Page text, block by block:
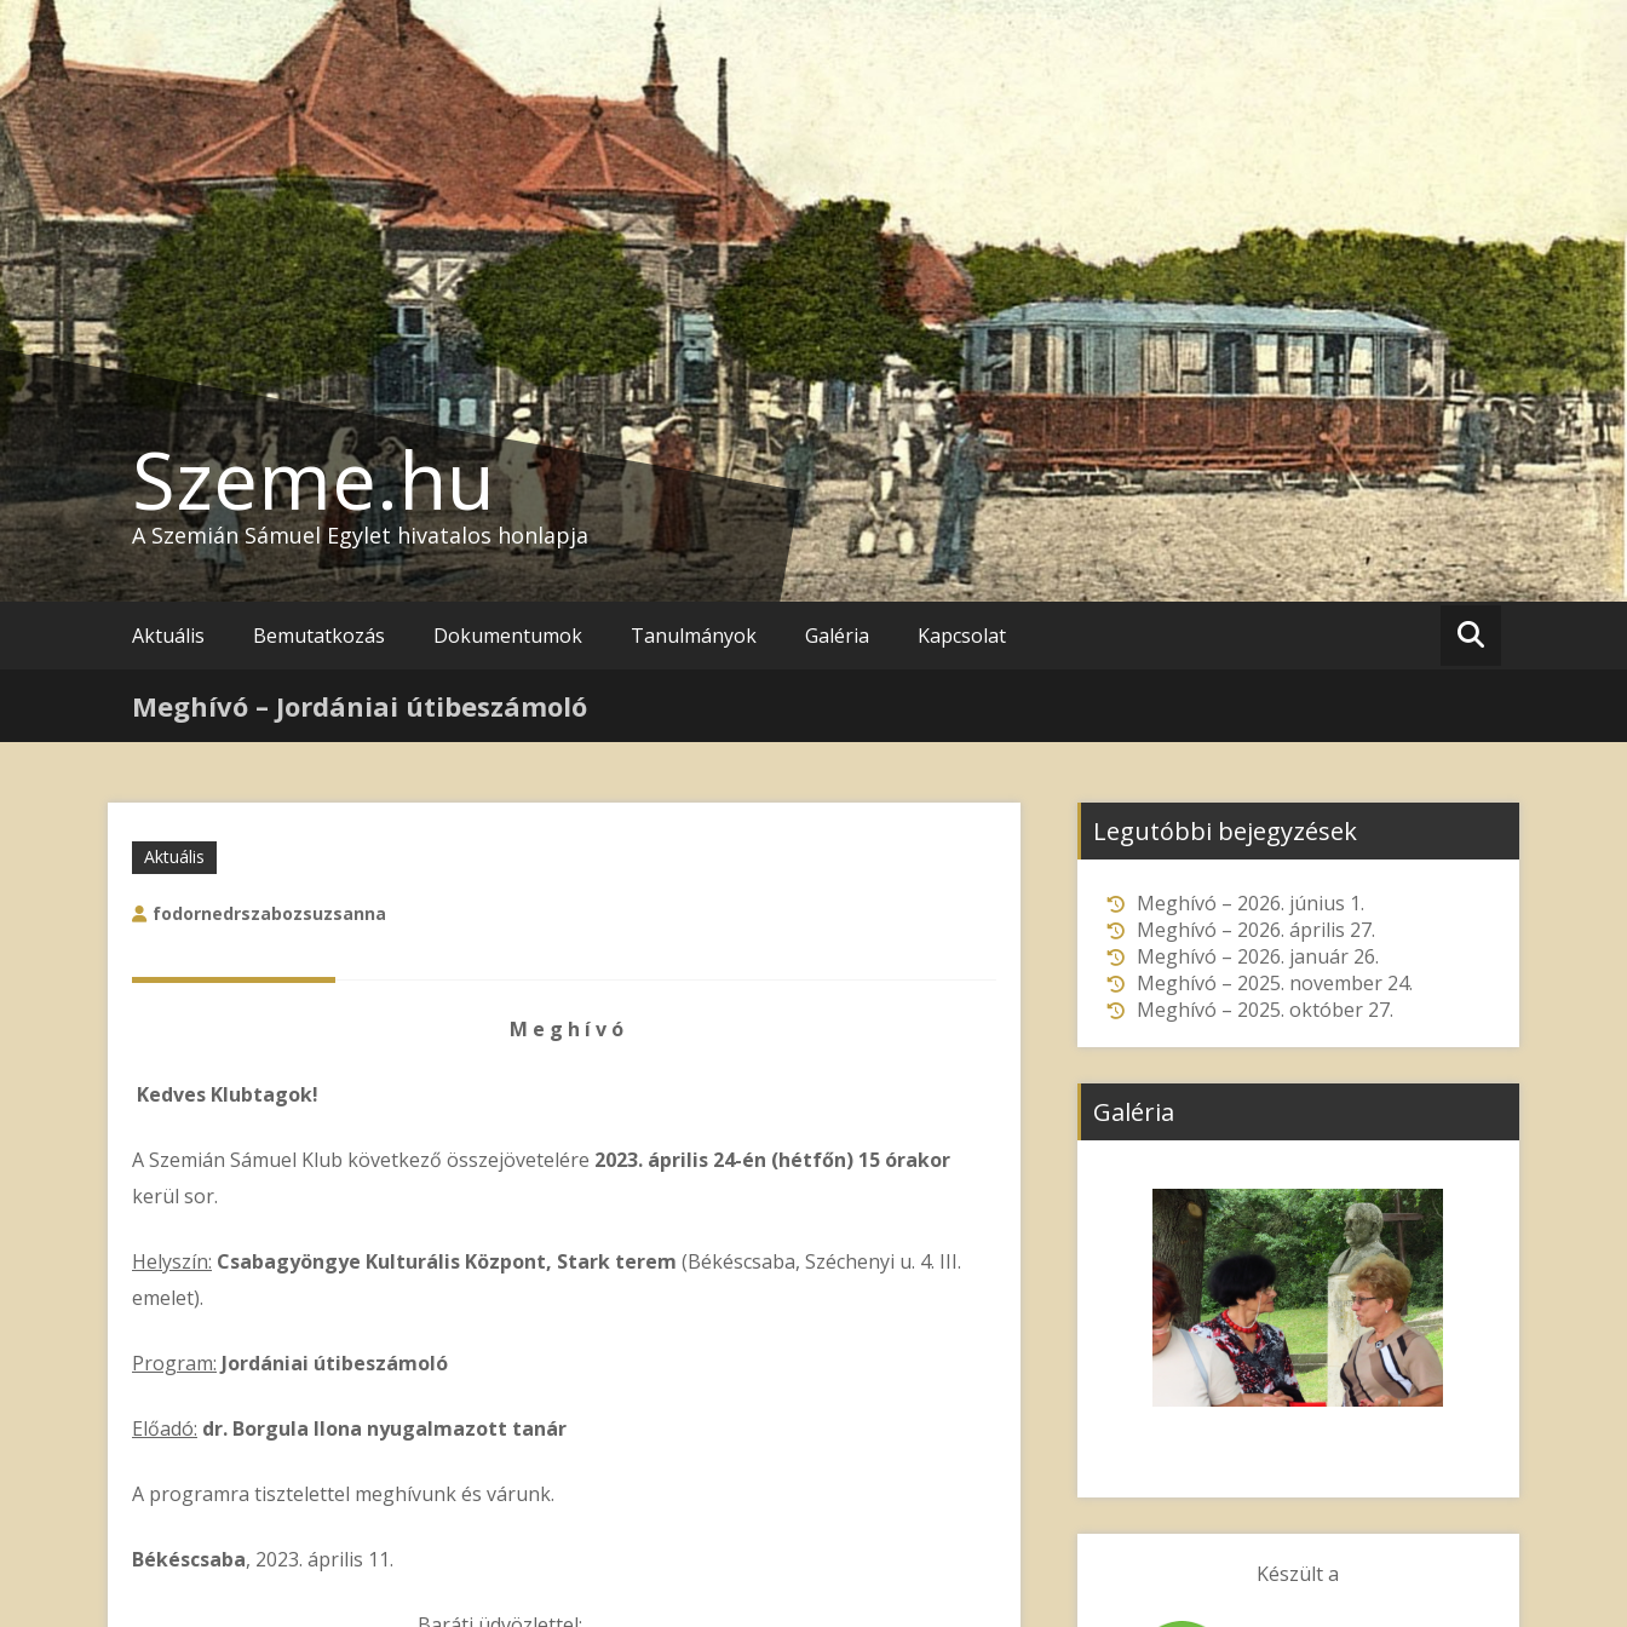
Skip
to
content
Szeme.hu
A Szemián Sámuel Egylet hivatalos honlapja
Aktuális Bemutatkozás Dokumentumok Tanulmányok Galéria Kapcsolat
Meghívó – Jordániai útibeszámoló
Aktuális
fodornedrszabozsuzsanna
M e g h í v ó
Kedves Klubtagok!
A Szemián Sámuel Klub következő összejövetelére 2023. április 24-én (hétfőn) 15 órakor
kerül sor.
Helyszín: Csabagyöngye Kulturális Központ, Stark terem (Békéscsaba, Széchenyi u. 4. III.
emelet).
Program: Jordániai útibeszámoló
Előadó: dr. Borgula Ilona nyugalmazott tanár
A programra tisztelettel meghívunk és várunk.
Békéscsaba, 2023. április 11.
Legutóbbi bejegyzések
Meghívó – 2026. június 1.
Meghívó – 2026. április 27.
Meghívó – 2026. január 26.
Meghívó – 2025. november 24.
Meghívó – 2025. október 27.
Galéria
Készült a